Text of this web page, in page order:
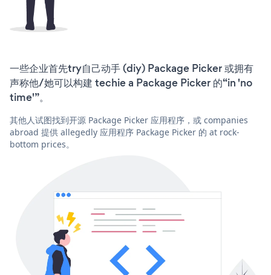
一些企业首先try自己动手 (diy) Package Picker 或拥有
声称他/她可以构建 techie a Package Picker 的“in 'no
time'”。
其他人试图找到开源 Package Picker 应用程序，或 companies
abroad 提供 allegedly 应用程序 Package Picker 的 at rock-
bottom prices。